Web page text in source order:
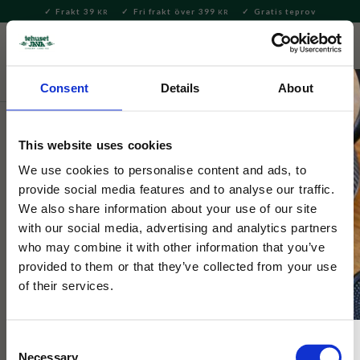
Consent Details About
This website uses cookies
We use cookies to personalise content and ads, to
provide social media features and to analyse our traffic.
We also share information about your use of our site
with our social media, advertising and analytics partners
who may combine it with other information that you’ve
provided to them or that they’ve collected from your use
of their services.
Necessary
Meny
Frakt 39 KR Fri frakt över 399 KR Gratis teprov
Delikatesser Kakor & Konfektyr
Tehuset Java
Marmeladkonfekt 150g
Upptäck vår egna marmeladgodis! Mjuka klyftor i fruktiga
smaker täckta med socker. Kommer förpackade i en vacker
ljusgul kartong.